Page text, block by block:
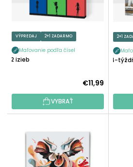
K
T
O
V
U
K
T
VÝPREDAJ 2+1 ZADARMO
Maľovanie podľa čísel
12 izieb
€11,99
VYBRAŤ
2+1
4-